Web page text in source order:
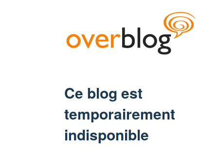
Ce blog est
temporairement
indisponible